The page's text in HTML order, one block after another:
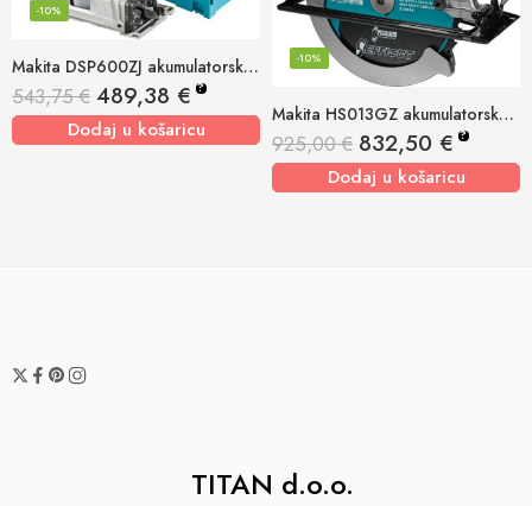
Makita DSP600ZJ akumulatorska uranjajuća pila 18+18v, 165mm
-10%
543,75€ 489,38 € ?
Dodaj u košaricu
Makita HS013GZ akumulatorska ručna kružna pila 40v xgt, 415mm
-10%
925,00€ 832,50 € ?
Dodaj u košaricu
TITAN d.o.o.